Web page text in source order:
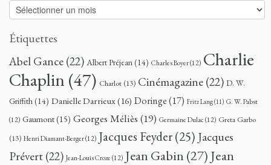
Archives
Étiquettes
Abel Gance(22) Albert Préjean(14) Charles Boyer(12) Charlie
Chaplin(47) Charlot (13) Cinémagazine(22) D. W.
Griffith(14) Danielle Darrieux(16) Doringe(17) Fritz Lang(11) G. W. Pabst
(12) Gaumont(15) Georges Méliès (19) Germaine Dulac (12) Greta Garbo
(13) Henri Diamant-Berger(12) Jacques Feyder(25) Jacques
Prévert(22) Jean-Louis Croze (12) Jean Gabin (27) Jean